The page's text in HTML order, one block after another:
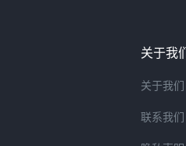
关于我们
关于我们
联系我们